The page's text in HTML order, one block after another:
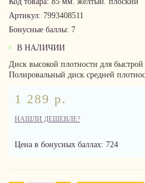
Артикул: 7993408511
Бонусные баллы: 7
В НАЛИЧИИ
Диск высокой плотности для
Полировальный диск средней
1 289 р.
НАШЛИ ДЕШЕВЛЕ?
Цена в бонусных баллах: 724